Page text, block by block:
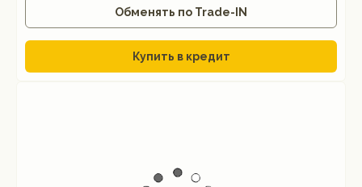
Обменять по Trade-IN
Купить в кредит